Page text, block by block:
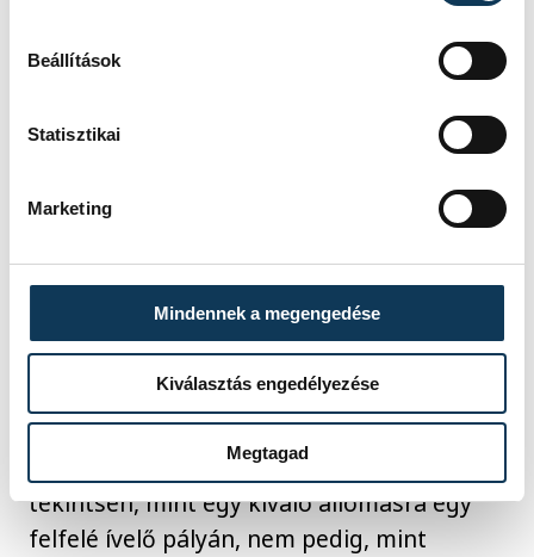
Beállítások
Statisztikai
Marketing
Mindennek a megengedése
Kiválasztás engedélyezése
Megtagad
Dr. Markovszky György a rektor
társaságában a sajtótájékoztatón
Markovszky György kihangsúlyozta,
fontos, hogy a szakképzésre mindenki úgy
tekintsen, mint egy kiváló állomásra egy
felfelé ívelő pályán, nem pedig, mint